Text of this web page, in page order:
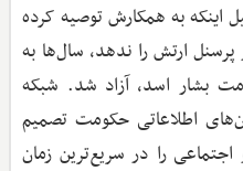
اینکه به همکارش توصیه کرده
پرسنل ارتش را ندهد، سال‌ها به
بشار اسد، آزاد شد. شبکه
اطلاعاتی حکومت تصمیم
را در سریع‌ترین زمان